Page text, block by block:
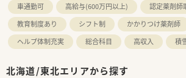
車通勤可
高給与(600万円以上)
認定薬剤師
教育制度あり
シフト制 かかりつけ薬剤師
ヘルプ体制充実
総合科目 高収入 積
北海道/東北エリアから探す